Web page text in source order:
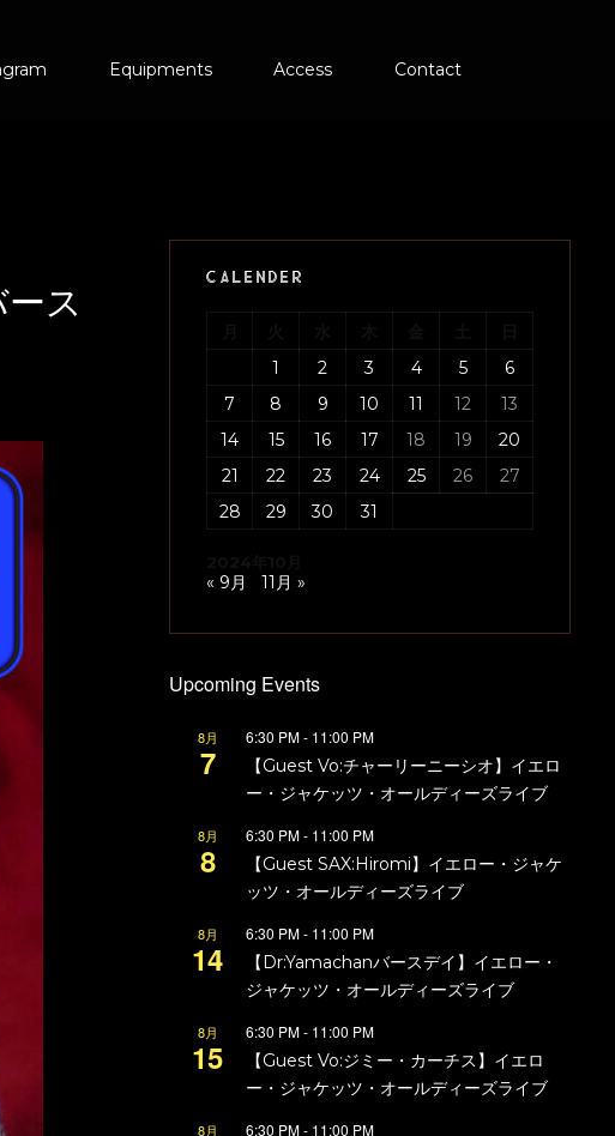
Equipments Access Contact
ス
CALENDER
1
2 3 4 5
6
7
8 9 10 11 12
13
14
15 16 17 18 19
20
21
22 23 24 25 26
27
28
29 30 31
« 9月 11月 »
Upcoming Events
8月
7
6:30 PM- 11:00 PM
【Guest Vo:チャーリーニーシオ】イエロ
ー・ジャケッツ・オールディーズライブ
8月
8
6:30 PM- 11:00 PM
【Guest SAX:Hiromi】イエロー・ジャケ
ッツ・オールディーズライブ
8月
14
6:30 PM- 11:00 PM
【Dr:Yamachanバースデイ】イエロー・
ジャケッツ・オールディーズライブ
8月
15
6:30 PM- 11:00 PM
【Guest Vo:ジミー・カーチス】イエロ
ー・ジャケッツ・オールディーズライブ
8月 6:30 PM- 11:00 PM